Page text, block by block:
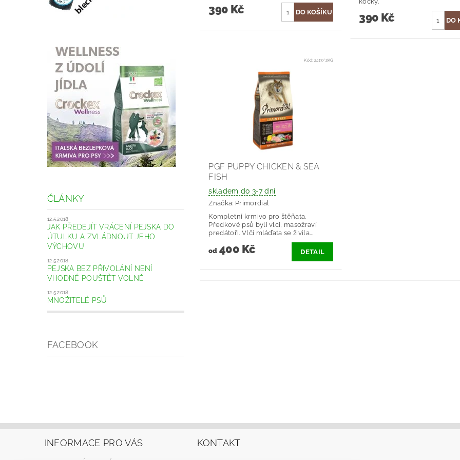
ČLÁNKY
12.5.2018
JAK PŘEDEJÍT VRÁCENÍ PEJSKA DO
ÚTULKU A ZVLÁDNOUT JEHO
VÝCHOVU
12.5.2018
PEJSKA BEZ PŘIVOLÁNÍ NENÍ
VHODNÉ POUŠTĚT VOLNĚ
12.5.2018
MNOŽITELÉ PSŮ
FACEBOOK
390 Kč
390 Kč
Kód: 2417/2KG
PGF PUPPY CHICKEN & SEA
FISH
skladem do 3-7 dní
Značka: Primordial
Kompletní krmivo pro štěňata.
Předkové psů byli vlci, masožraví
predátoři. Vlčí mláďata se živila...
od400 Kč DETAIL
INFORMACE PRO VÁS KONTAKT